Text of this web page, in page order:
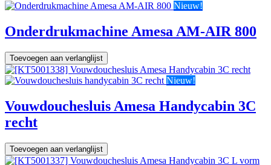
Nieuw!
Onderdrukmachine Amesa AM-AIR 800
Toevoegen aan verlanglijst
Nieuw!
Vouwdouchesluis Amesa Handycabin 3C
recht
Toevoegen aan verlanglijst